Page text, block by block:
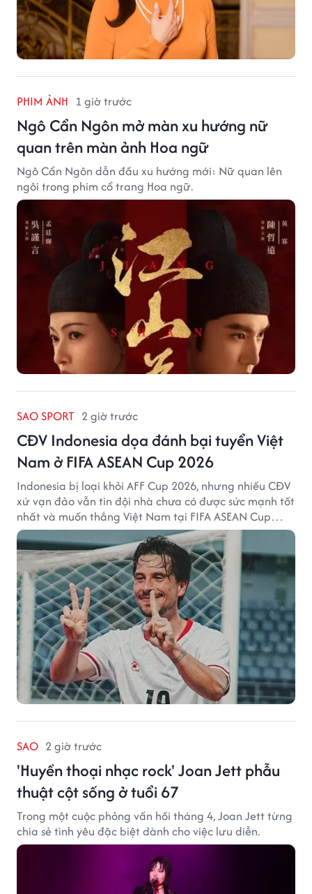
PHIM ẢNH 1 giờ trước
Ngô Cẩn Ngôn mở màn xu hướng nữ
quan trên màn ảnh Hoa ngữ
Ngô Cẩn Ngôn dẫn đầu xu hướng mới: Nữ quan lên
ngôi trong phim cổ trang Hoa ngữ.
SAO SPORT 2 giờ trước
CĐV Indonesia dọa đánh bại tuyển Việt
Nam ở FIFA ASEAN Cup 2026
Indonesia bị loại khỏi AFF Cup 2026, nhưng nhiều CĐV
xứ vạn đảo vẫn tin đội nhà chưa có được sức mạnh tốt
nhất và muốn thắng Việt Nam tại FIFA ASEAN Cup
2026.
SAO 2 giờ trước
'Huyền thoại nhạc rock' Joan Jett phẫu
thuật cột sống ở tuổi 67
Trong một cuộc phỏng vấn hồi tháng 4, Joan Jett từng
chia sẻ tình yêu đặc biệt dành cho việc lưu diễn.